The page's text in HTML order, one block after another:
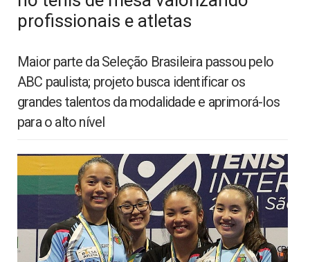
profissionais e atletas
Maior parte da Seleção Brasileira passou pelo
ABC paulista; projeto busca identificar os
grandes talentos da modalidade e aprimorá-los
para o alto nível